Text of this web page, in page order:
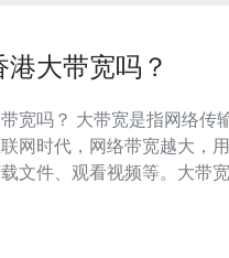
大带宽吗？
络传输速度较快的
网时代，网络带宽越大，
文件、观看视频等。大带
非常发达的通信基础设施和